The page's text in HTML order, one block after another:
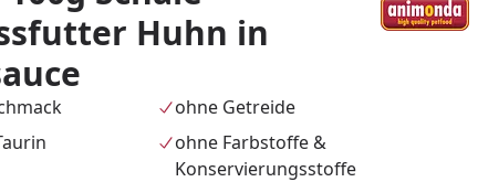
Huhn in
ohne Getreide
ohne Farbstoffe &
Konservierungsstoffe